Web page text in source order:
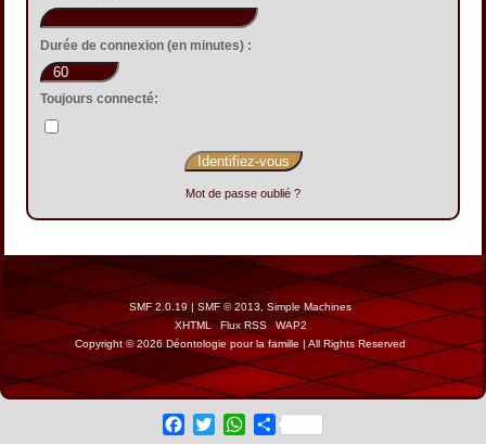
Durée de connexion (en minutes) :
Toujours connecté:
Mot de passe oublié ?
SMF 2.0.19|SMF © 2013, Simple Machines
XHTML
Flux RSS
WAP2
Copyright © 2026 Déontologie pour la famille | All Rights Reserved
Facebook
Twitter WhatsApp
Share